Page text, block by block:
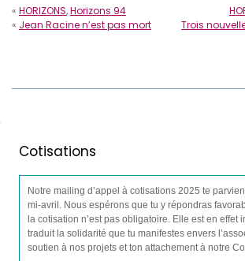
« HORIZONS,Horizons 94
« Jean Racine n’est pas mort
Trois
Cotisations
Notre mailing d’appel à cotisations 2025 te
mi-avril. Nous espérons que tu y répondras
la cotisation n’est pas obligatoire. Elle est en effet
traduit la solidarité que tu manifestes envers
soutien à nos projets et ton attachement à notre